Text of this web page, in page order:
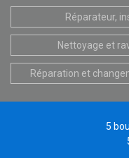
Réparateur,
Nettoyage et
Réparation et
5